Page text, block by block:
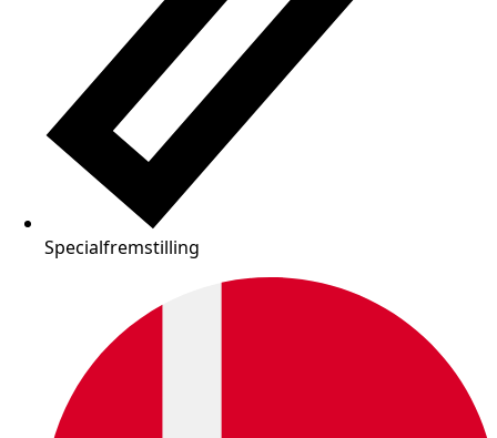
Specialfremstilling